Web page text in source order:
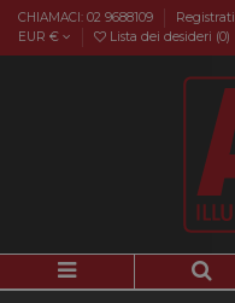
CHIAMACI: 02 9688109
Registrati
EUR €
Lista dei desideri (0)